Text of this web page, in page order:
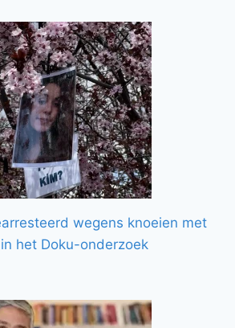
wegens knoeien met
het Doku-onderzoek